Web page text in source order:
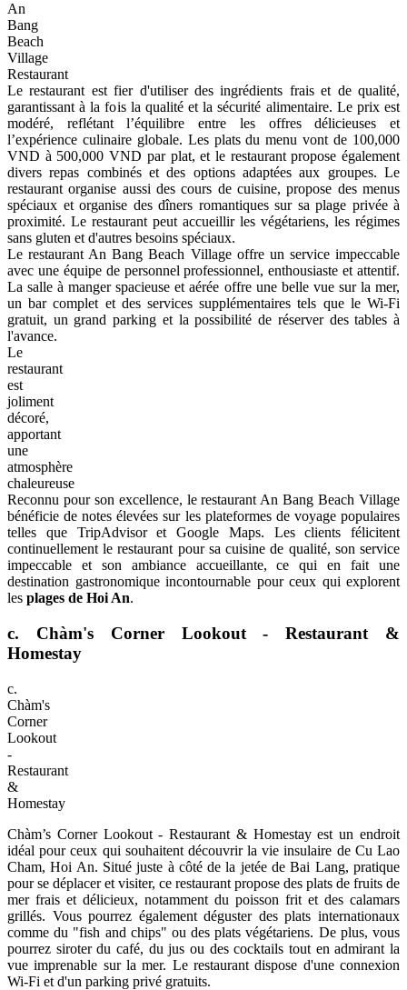
An
Bang
Beach
Village
Restaurant
Le restaurant est fier d'utiliser des ingrédients frais et de qualité,
garantissant à la fois la qualité et la sécurité alimentaire. Le prix est
modéré, reflétant l’équilibre entre les offres délicieuses et
l’expérience culinaire globale. Les plats du menu vont de 100,000
VND à 500,000 VND par plat, et le restaurant propose également
divers repas combinés et des options adaptées aux groupes. Le
restaurant organise aussi des cours de cuisine, propose des menus
spéciaux et organise des dîners romantiques sur sa plage privée à
proximité. Le restaurant peut accueillir les végétariens, les régimes
sans gluten et d'autres besoins spéciaux.
Le restaurant An Bang Beach Village offre un service impeccable
avec une équipe de personnel professionnel, enthousiaste et attentif.
La salle à manger spacieuse et aérée offre une belle vue sur la mer,
un bar complet et des services supplémentaires tels que le Wi-Fi
gratuit, un grand parking et la possibilité de réserver des tables à
l'avance.
Le
restaurant
est
joliment
décoré,
apportant
une
atmosphère
chaleureuse
Reconnu pour son excellence, le restaurant An Bang Beach Village
bénéficie de notes élevées sur les plateformes de voyage populaires
telles que TripAdvisor et Google Maps. Les clients félicitent
continuellement le restaurant pour sa cuisine de qualité, son service
impeccable et son ambiance accueillante, ce qui en fait une
destination gastronomique incontournable pour ceux qui explorent
les plages de Hoi An.
c. Chàm's Corner Lookout - Restaurant &
Homestay
c.
Chàm's
Corner
Lookout
-
Restaurant
&
Homestay
Chàm’s Corner Lookout - Restaurant & Homestay est un endroit
idéal pour ceux qui souhaitent découvrir la vie insulaire de Cu Lao
Cham, Hoi An. Situé juste à côté de la jetée de Bai Lang, pratique
pour se déplacer et visiter, ce restaurant propose des plats de fruits de
mer frais et délicieux, notamment du poisson frit et des calamars
grillés. Vous pourrez également déguster des plats internationaux
comme du "fish and chips" ou des plats végétariens. De plus, vous
pourrez siroter du café, du jus ou des cocktails tout en admirant la
vue imprenable sur la mer. Le restaurant dispose d'une connexion
Wi-Fi et d'un parking privé gratuits.